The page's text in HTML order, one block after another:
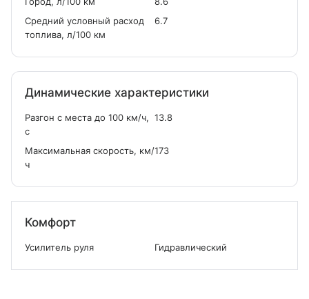
Средний условный расход
топлива, л/100 км
6.7
Динамические характеристики
Разгон с места до 100 км/ч,
с
13.8
Максимальная скорость, км/
ч
173
Комфорт
Усилитель руля Гидравлический